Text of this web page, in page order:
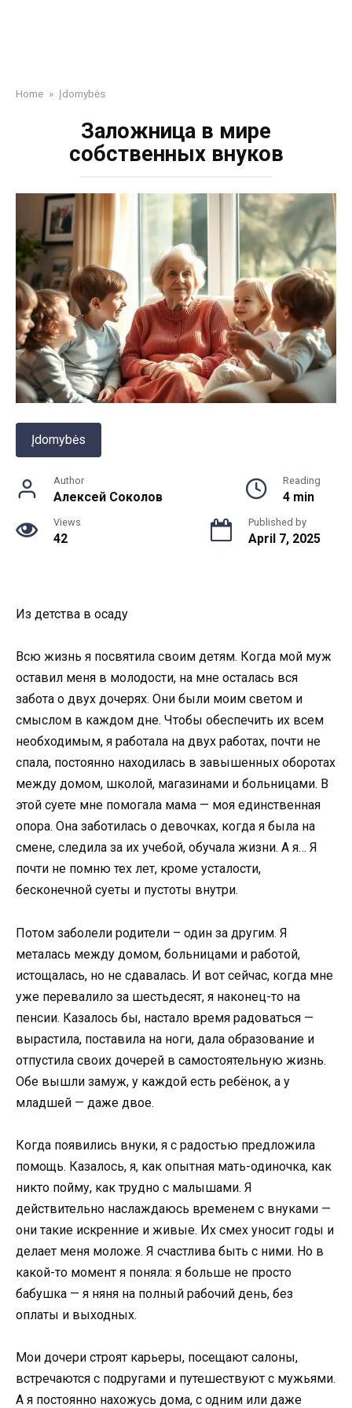
Home » Įdomybės
Заложница в мире
собственных внуков
Įdomybės
Author
Алексей Соколов
Reading
4 min
Views
42
Published by
April 7, 2025
Из детства в осаду
Всю жизнь я посвятила своим детям. Когда мой муж
оставил меня в молодости, на мне осталась вся
забота о двух дочерях. Они были моим светом и
смыслом в каждом дне. Чтобы обеспечить их всем
необходимым, я работала на двух работах, почти не
спала, постоянно находилась в завышенных оборотах
между домом, школой, магазинами и больницами. В
этой суете мне помогала мама — моя единственная
опора. Она заботилась о девочках, когда я была на
смене, следила за их учебой, обучала жизни. А я… Я
почти не помню тех лет, кроме усталости,
бесконечной суеты и пустоты внутри.
Потом заболели родители – один за другим. Я
металась между домом, больницами и работой,
истощалась, но не сдавалась. И вот сейчас, когда мне
уже перевалило за шестьдесят, я наконец-то на
пенсии. Казалось бы, настало время радоваться —
вырастила, поставила на ноги, дала образование и
отпустила своих дочерей в самостоятельную жизнь.
Обе вышли замуж, у каждой есть ребёнок, а у
младшей — даже двое.
Когда появились внуки, я с радостью предложила
помощь. Казалось, я, как опытная мать-одиночка, как
никто пойму, как трудно с малышами. Я
действительно наслаждаюсь временем с внуками —
они такие искренние и живые. Их смех уносит годы и
делает меня моложе. Я счастлива быть с ними. Но в
какой-то момент я поняла: я больше не просто
бабушка — я няня на полный рабочий день, без
оплаты и выходных.
Мои дочери строят карьеры, посещают салоны,
встречаются с подругами и путешествуют с мужьями.
А я постоянно нахожусь дома, с одним или даже